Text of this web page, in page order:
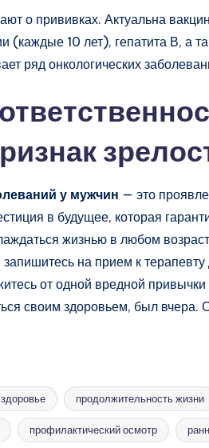
о прививках. Актуальна
(каждые 10 лет), гепатита В, а
ряд онкологических
у мужчин — это
в будущее, которая
жизнью в любом
на прием к
от одной вредной
своим здоровьем, был
продолжительность жизни
профилактический осмотр